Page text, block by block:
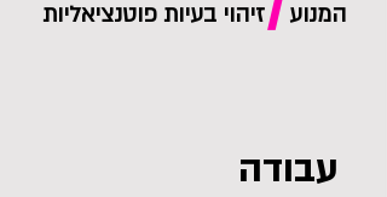
המנוע זיהוי בעיות פוטנציאליות
/
עבודה